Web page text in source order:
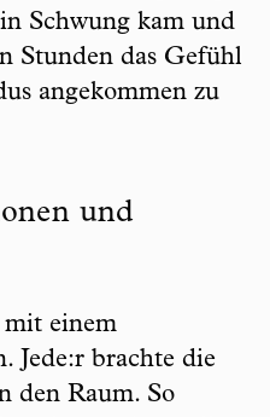
Schwung kam und
Stunden das Gefühl
angekommen zu
und
mit einem
Jede:r brachte die
den Raum. So